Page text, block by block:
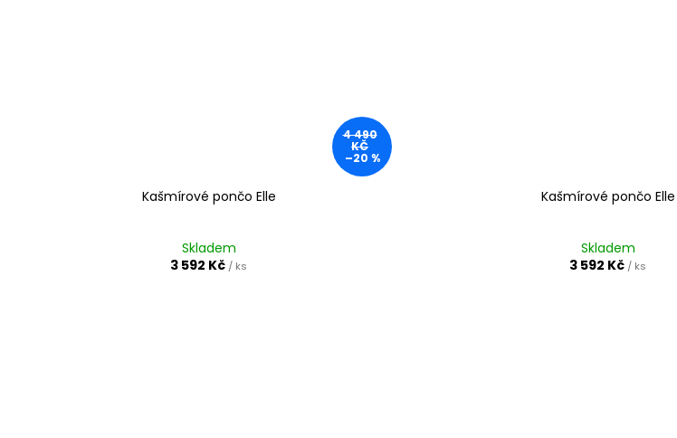
4 490
KČ
–20 %
Kašmírové pončo Elle
Skladem
3 592 Kč / ks
Kašmírové pončo Elle
Skladem
3 592 Kč / ks